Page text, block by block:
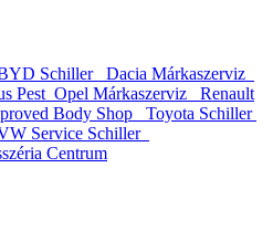
Schiller
Dacia Márkaszerviz
Pest Opel Márkaszerviz
Renault
Body Shop
Toyota Schiller
Service Schiller
Centrum